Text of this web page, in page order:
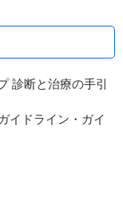
診断と治療の手引
イドライン・ガイ